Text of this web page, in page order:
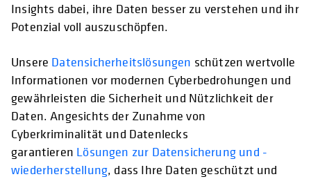
Insights dabei, ihre Daten besser zu verstehen und ihr
Potenzial voll auszuschöpfen.
Unsere Datensicherheitslösungen schützen wertvolle
Informationen vor modernen Cyberbedrohungen und
gewährleisten die Sicherheit und Nützlichkeit der
Daten. Angesichts der Zunahme von
Cyberkriminalität und Datenlecks
garantieren Lösungen zur Datensicherung und -
wiederherstellung, dass Ihre Daten geschützt und